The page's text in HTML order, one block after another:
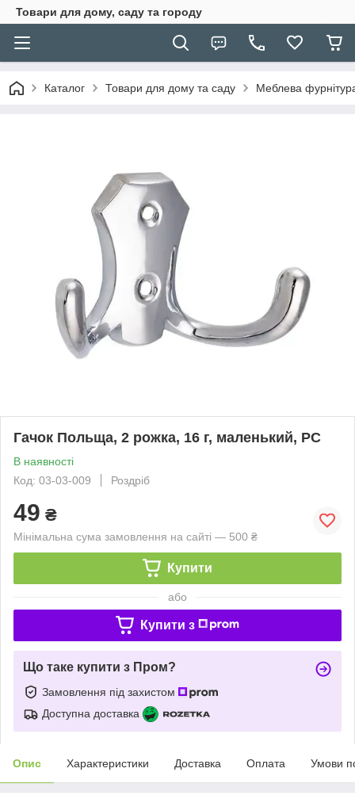
Товари для дому, саду та городу
Каталог Товари для дому та саду Меблева
Гачок Польща, 2 рожка, 16 г, маленький, PC
В наявності
Код: 03-03-009
Роздріб
49 ₴
Мінімальна сума замовлення на сайті — 500 ₴
Купити
або
Купити з
Що таке купити з Пром?
Замовлення під захистом
Доступна доставка
Опис Характеристики Доставка Оплата Умови